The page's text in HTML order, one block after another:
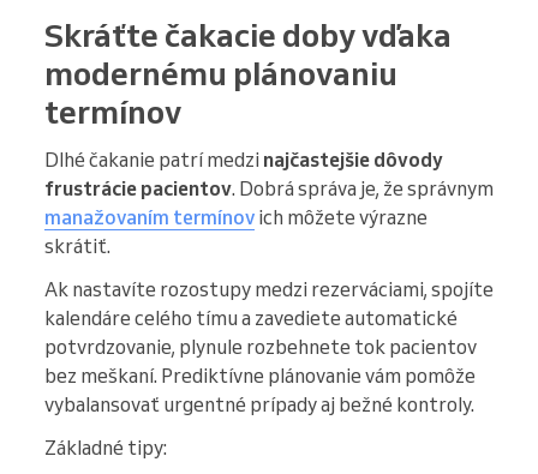
Skráťte čakacie doby vďaka
modernému plánovaniu
termínov
Dlhé čakanie patrí medzi najčastejšie dôvody
frustrácie pacientov. Dobrá správa je, že správnym
manažovaním termínov ich môžete výrazne
skrátiť.
Ak nastavíte rozostupy medzi rezerváciami, spojíte
kalendáre celého tímu a zavediete automatické
potvrdzovanie, plynule rozbehnete tok pacientov
bez meškaní. Prediktívne plánovanie vám pomôže
vybalansovať urgentné prípady aj bežné kontroly.
Základné tipy: